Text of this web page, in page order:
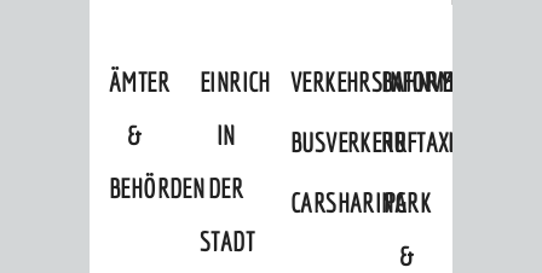
ÄMTER
&
BEHÖRDEN
EINRICHTUNGEN
IN
DER
STADT
VERKEHRSINFORMATIONEN
BAHNVERKEHR
BUSVERKEHRRUFTAXI
CARSHARINGPARK
&